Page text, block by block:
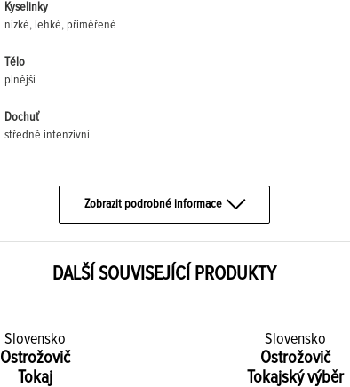
Kyselinky
nízké, lehké, přiměřené
Tělo
plnější
Dochuť
středně intenzivní
Zobrazit podrobné informace
DALŠÍ SOUVISEJÍCÍ PRODUKTY
Slovensko
Ostrožovič
Tokaj
Slovensko
Ostrožovič
Tokajský výběr